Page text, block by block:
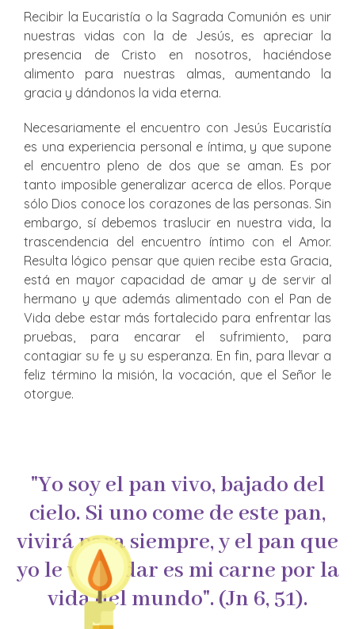
Recibir la Eucaristía o la Sagrada Comunión es unir
nuestras vidas con la de Jesús, es apreciar la
presencia de Cristo en nosotros, haciéndose
alimento para nuestras almas, aumentando la
gracia y dándonos la vida eterna.
Necesariamente el encuentro con Jesús Eucaristía
es una experiencia personal e íntima, y que supone
el encuentro pleno de dos que se aman. Es por
tanto imposible generalizar acerca de ellos. Porque
sólo Dios conoce los corazones de las personas. Sin
embargo, sí debemos traslucir en nuestra vida, la
trascendencia del encuentro íntimo con el Amor.
Resulta lógico pensar que quien recibe esta Gracia,
está en mayor capacidad de amar y de servir al
hermano y que además alimentado con el Pan de
Vida debe estar más fortalecido para enfrentar las
pruebas, para encarar el sufrimiento, para
contagiar su fe y su esperanza. En fin, para llevar a
feliz término la misión, la vocación, que el Señor le
otorgue.
"Yo soy el pan vivo, bajado del
cielo. Si uno come de este pan,
vivirá para siempre, y el pan que
yo le voy a dar es mi carne por la
vida del mundo". (Jn 6, 51).